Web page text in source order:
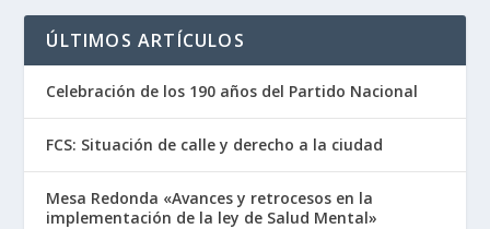
ÚLTIMOS ARTÍCULOS
Celebración de los 190 años del Partido Nacional
FCS: Situación de calle y derecho a la ciudad
Mesa Redonda «Avances y retrocesos en la
implementación de la ley de Salud Mental»